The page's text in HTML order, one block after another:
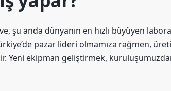
şu anda dünyanın en hızlı büyüyen
pazar lideri olmamıza rağmen,
Yeni ekipman geliştirmek,